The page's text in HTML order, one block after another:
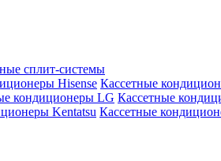
сплит-системы
Hisense Кассетные
кондиционеры LG Кассетные
Kentatsu Кассетные